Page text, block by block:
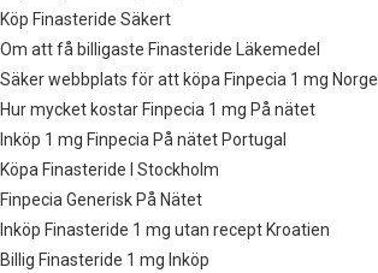
Köp Finasteride Säkert
Om att få billigaste Finasteride Läkemedel
Säker webbplats för att köpa Finpecia 1 mg Norge
Hur mycket kostar Finpecia 1 mg På nätet
Inköp 1 mg Finpecia På nätet Portugal
Köpa Finasteride I Stockholm
Finpecia Generisk På Nätet
Inköp Finasteride 1 mg utan recept Kroatien
Billig Finasteride 1 mg Inköp